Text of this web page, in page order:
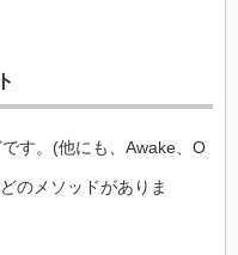
す。(他にも、Awake、O
のメソッドがありま